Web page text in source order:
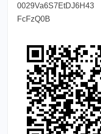
0029Va6S7EtDJ6H43
FcFzQ0B